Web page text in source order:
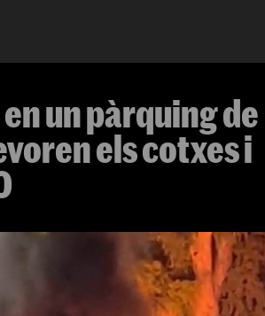
un pàrquing de
els cotxes i